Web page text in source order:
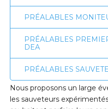
PRÉALABLES
PRÉALABLES
DEA
PRÉALABLES
Nous proposons un large
les sauveteurs